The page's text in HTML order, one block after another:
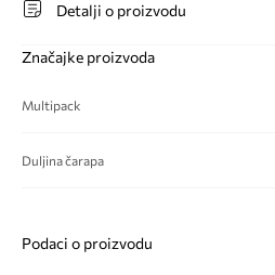
Detalji o proizvodu
Značajke proizvoda
Multipack
Duljina čarapa
Podaci o proizvodu